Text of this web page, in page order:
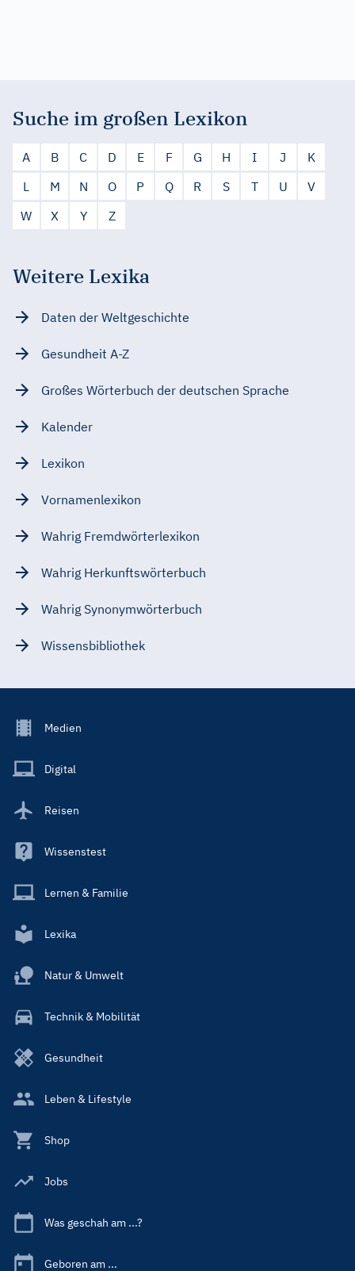
Suche im großen Lexikon
A B C D E F G H I J
K
L
M N O P Q R S T U
V
W
X Y Z
Weitere Lexika
Daten der Weltgeschichte
Gesundheit A-Z
Großes Wörterbuch der deutschen Sprache
Kalender
Lexikon
Vornamenlexikon
Wahrig Fremdwörterlexikon
Wahrig Herkunftswörterbuch
Wahrig Synonymwörterbuch
Wissensbibliothek
Footer
Main
Medien
Digital
Reisen
Wissenstest
Lernen & Familie
Lexika
Natur & Umwelt
Technik & Mobilität
Gesundheit
Leben & Lifestyle
Shop
Jobs
Was geschah am ...?
Geboren am ...